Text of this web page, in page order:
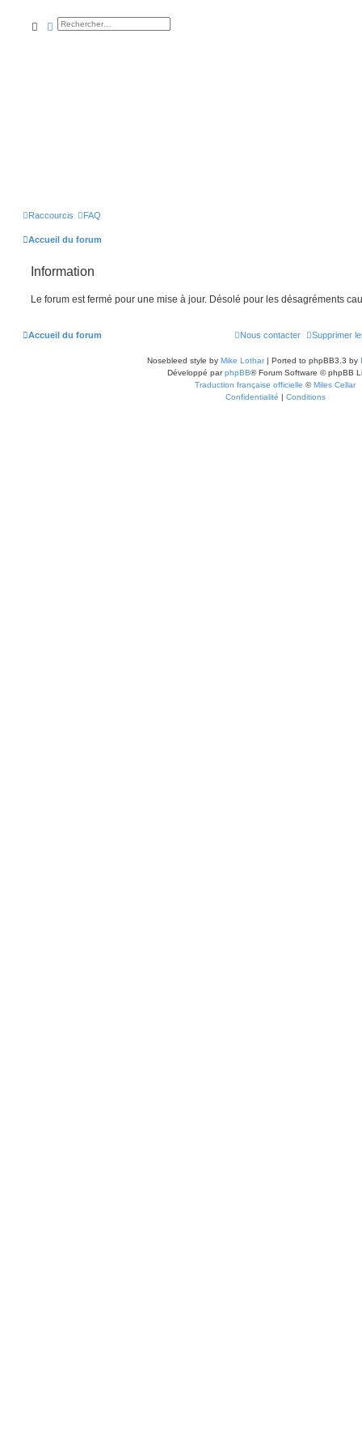
rechercher
rechercheavancée
Raccourcis FAQ
Accueil du forum
Information
Le forum est fermé pour une mise à jour. Désolé pour les désagréments
Accueil du forum Supprimer
Nous contacter
Nosebleed style by Mike Lothar| Ported to phpBB3.3 by
Développé parphpBB® Forum Software © phpBB
Traduction française officielle ©Miles Cellar
Confidentialité | Conditions